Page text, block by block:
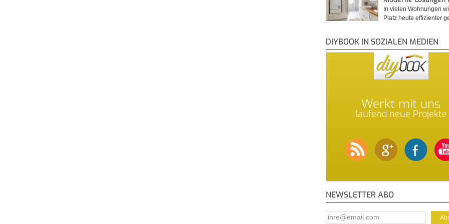
In vielen Wohnungen
Platz heute effizienter
DIYBOOK IN SOZIALEN MEDIEN
Werkt mit uns
laufend neue Projekte
NEWSLETTER ABO
E-Mail Addresse*